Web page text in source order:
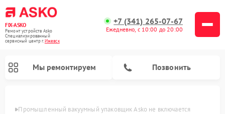
FIX-ASKO
Ремонт устройств Asko
Специализированный
cервисный центр г.Ижевск
+7 (341) 265-07-67
Ежедневно, с 10:00 до 20:00
Мы ремонтируем Позвонить
Промышленный вакуумный упаковщик Asko не включается